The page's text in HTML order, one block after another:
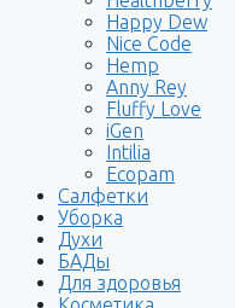
Happy Dew
Nice Code
Hemp
Anny Rey
Fluffy Love
iGen
Intilia
Ecopam
Салфетки
Уборка
Духи
БАДы
Для здоровья